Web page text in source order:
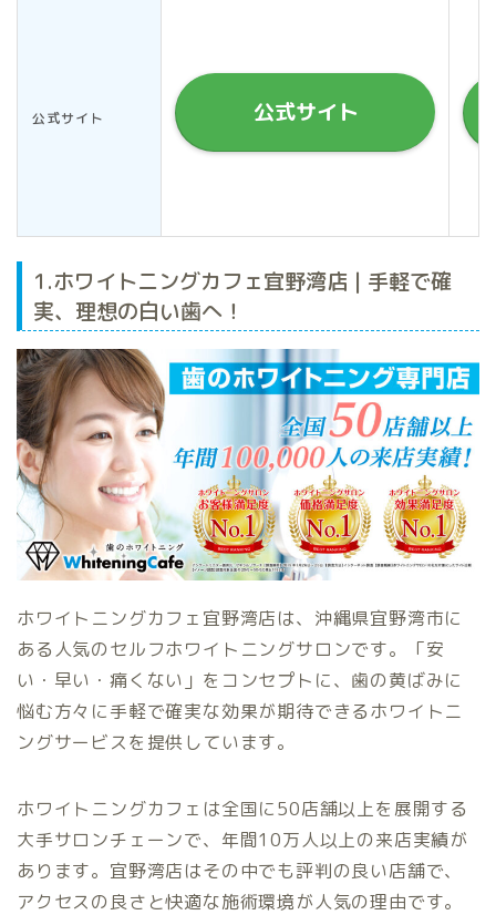
公式サイト 公式サイト
1.ホワイトニングカフェ宜野湾店 | 手軽で確
実、理想の白い歯へ！
ホワイトニングカフェ宜野湾店は、沖縄県宜野湾市に
ある人気のセルフホワイトニングサロンです。「安
い・早い・痛くない」をコンセプトに、歯の黄ばみに
悩む方々に手軽で確実な効果が期待できるホワイトニ
ングサービスを提供しています。
ホワイトニングカフェは全国に50店舗以上を展開する
大手サロンチェーンで、年間10万人以上の来店実績が
あります。宜野湾店はその中でも評判の良い店舗で、
アクセスの良さと快適な施術環境が人気の理由です。